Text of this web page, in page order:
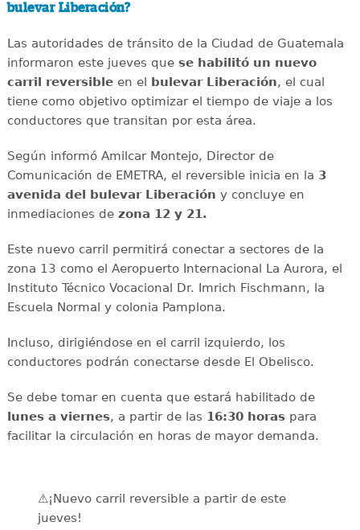
bulevar Liberación?
Las autoridades de tránsito de la Ciudad de Guatemala
informaron este jueves que se habilitó un nuevo
carril reversibleen el bulevar Liberación, el cual
tiene como objetivo optimizar el tiempo de viaje a los
conductores que transitan por esta área.
Según informó Amilcar Montejo, Director de
Comunicación de EMETRA, el reversible inicia en la 3
avenida del bulevar Liberación y concluye en
inmediaciones de zona 12 y 21.
Este nuevo carril permitirá conectar a sectores de la
zona 13 como el Aeropuerto Internacional La Aurora, el
Instituto Técnico Vocacional Dr. Imrich Fischmann, la
Escuela Normal y colonia Pamplona.
Incluso, dirigiéndose en el carril izquierdo, los
conductores podrán conectarse desde El Obelisco.
Se debe tomar en cuenta que estará habilitado de
lunes a viernes, a partir de las 16:30 horaspara
facilitar la circulación en horas de mayor demanda.
⚠️¡Nuevo carril reversible a partir de este
jueves!